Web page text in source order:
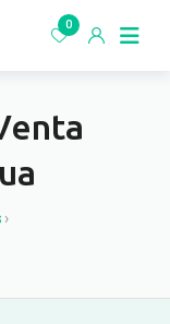
0
›